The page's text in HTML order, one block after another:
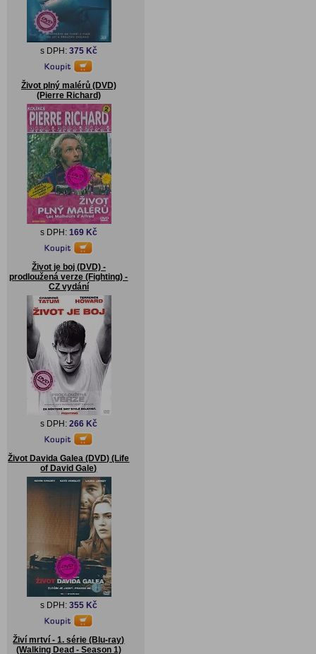
s DPH: 375 Kč
Život plný malérů (DVD)
(Pierre Richard)
s DPH: 169 Kč
Život je boj (DVD) -
prodloužená verze (Fighting) -
CZ vydání
s DPH: 266 Kč
Život Davida Galea (DVD) (Life
of David Gale)
s DPH: 355 Kč
Živí mrtví - 1. série (Blu-ray)
(Walking Dead - Season 1)